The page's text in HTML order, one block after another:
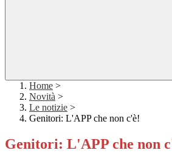
Home >
Novità >
Le notizie >
Genitori: L'APP che non c'è!
Genitori: L'APP che non